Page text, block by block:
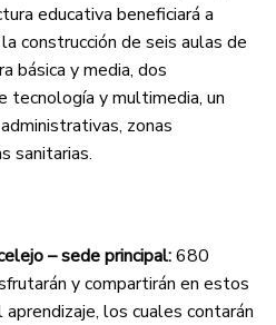
educativa beneficiará a
construcción de seis aulas de
básica y media, dos
tecnología y multimedia, un
zonas
sanitarias.
– sede principal:680
y compartirán en estos
los cuales contarán